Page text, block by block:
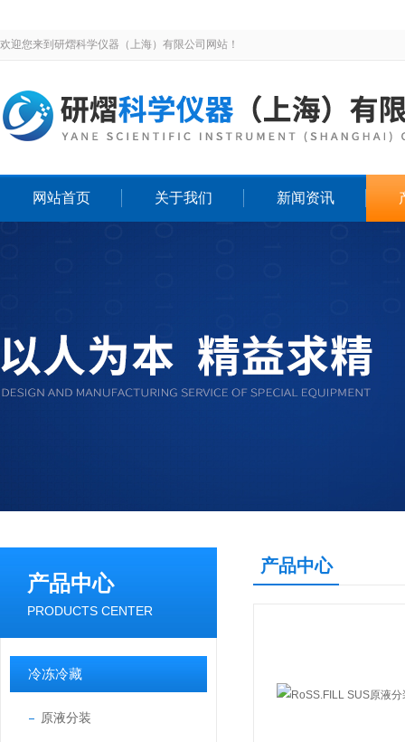
欢迎您来到研熠科学仪器（上海）有限公司网站！
网站首页 关于我们 新闻资讯
产品中心
PRODUCTS CENTER
冷冻冷藏
原液分装
产品中心